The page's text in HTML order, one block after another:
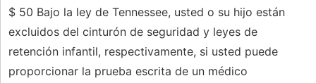
$ 50 Bajo la ley de Tennessee, usted o su hijo están
excluidos del cinturón de seguridad y leyes de
retención infantil, respectivamente, si usted puede
proporcionar la prueba escrita de un médico